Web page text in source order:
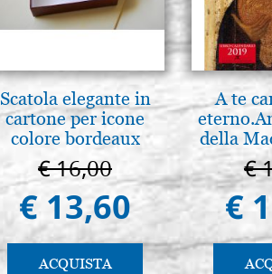
Scatola elegante in
cartone per icone
colore bordeaux
€ 16,00
€ 13,60
ACQUISTA
A te
della
(libro-
€
€